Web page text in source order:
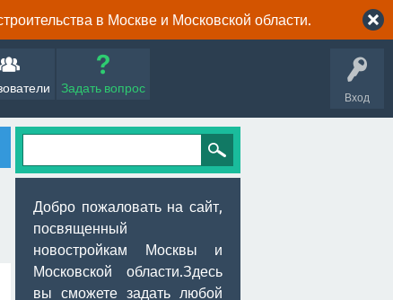
в Москве и Московской области.
Вход
Задать вопрос
Добро пожаловать на сайт,
посвященный
новостройкам Москвы и
Московской области.Здесь
вы сможете задать любой